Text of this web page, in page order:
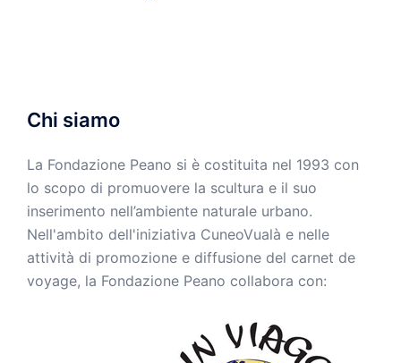
Chi siamo
La Fondazione Peano si è costituita nel 1993 con
lo scopo di promuovere la scultura e il suo
inserimento nell’ambiente naturale urbano.
Nell'ambito dell'iniziativa CuneoVualà e nelle
attività di promozione e diffusione del carnet de
voyage, la Fondazione Peano collabora con: